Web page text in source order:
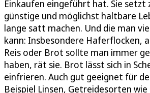
Einkaufen eingeführt hat. Sie setzt
günstige und möglichst haltbare
lange satt machen. Und die man
kann: Insbesondere Haferflocken,
Reis oder Brot sollte man immer
haben, rät sie. Brot lässt sich in
einfrieren. Auch gut geeignet für
Beispiel Linsen, Getreidesorten